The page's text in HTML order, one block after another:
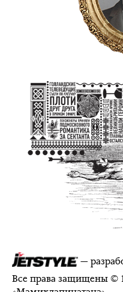
—
Все права защищены ©